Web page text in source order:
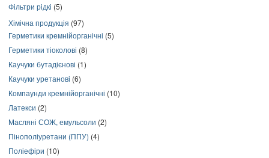
Фільтри рідкі (5)
Хімічна продукція (97)
Герметики кремнійорганічні (5)
Герметики тіоколові (8)
Каучуки бутадієнові (1)
Каучуки уретанові (6)
Компаунди кремнійорганічні (10)
Латекси (2)
Масляні СОЖ, емульсоли (2)
Пінополіуретани (ППУ) (4)
Поліефіри (10)